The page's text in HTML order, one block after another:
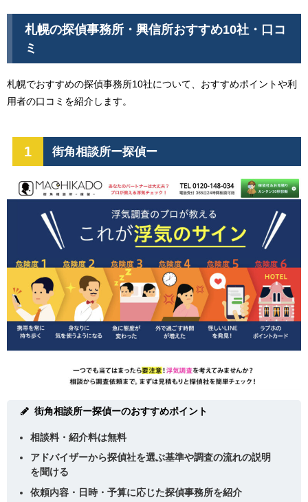
札幌の探偵事務所・興信所おすすめ10社・口コ
ミ
札幌でおすすめの探偵事務所10社について、おすすめポイントや利
用者の口コミを紹介します。
1 街角相談所ー探偵ー
街角相談所ー探偵ーのおすすめポイント
相談料・紹介料は無料
アドバイザーから探偵社を選ぶ基準や調査の流れの説明
を聞ける
依頼内容・日時・予算に応じた探偵事務所を紹介